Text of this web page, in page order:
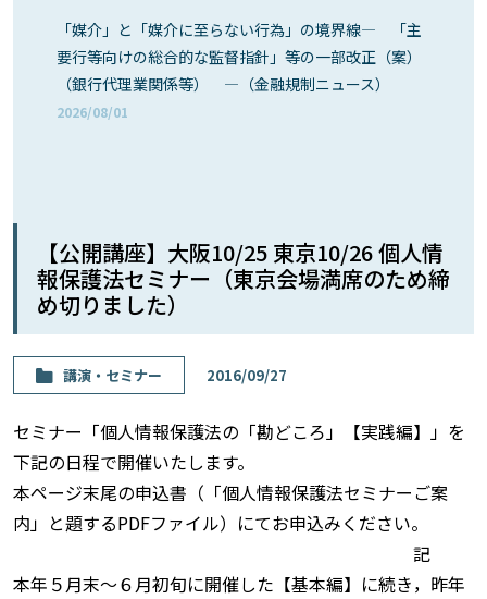
「媒介」と「媒介に至らない行為」の境界線― 「主
要行等向けの総合的な監督指針」等の一部改正（案）
（銀行代理業関係等） ―（金融規制ニュース）
2026/08/01
【公開講座】大阪10/25 東京10/26 個人情
報保護法セミナー（東京会場満席のため締
め切りました）
講演・セミナー 2016/09/27
セミナー「個人情報保護法の「勘どころ」【実践編】」を
下記の日程で開催いたします。
本ページ末尾の申込書（「個人情報保護法セミナーご案
内」と題するPDFファイル）にてお申込みください。
記
本年５月末〜６月初旬に開催した【基本編】に続き，昨年